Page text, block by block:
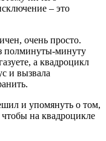
– это
очень просто.
полминуты-минуту
а квадроцикл
и вызвала
и упомянуть о том,
на квадроцикле